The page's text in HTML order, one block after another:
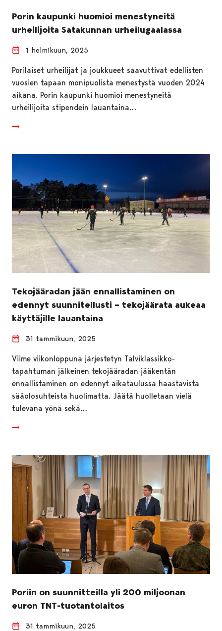
Porin kaupunki huomioi menestyneitä
urheilijoita Satakunnan urheilugaalassa
1 helmikuun, 2025
Porilaiset urheilijat ja joukkueet saavuttivat edellisten
vuosien tapaan monipuolista menestystä vuoden 2024
aikana. Porin kaupunki huomioi menestyneitä
urheilijoita stipendein lauantaina…
Tekojääradan jään ennallistaminen on
edennyt suunnitellusti – tekojäärata aukeaa
käyttäjille lauantaina
31 tammikuun, 2025
Viime viikonloppuna järjestetyn Talviklassikko-
tapahtuman jälkeinen tekojääradan jääkentän
ennallistaminen on edennyt aikataulussa haastavista
sääolosuhteista huolimatta. Jäätä huolletaan vielä
tulevana yönä sekä…
Poriin on suunnitteilla yli 200 miljoonan
euron TNT-tuotantolaitos
31 tammikuun, 2025